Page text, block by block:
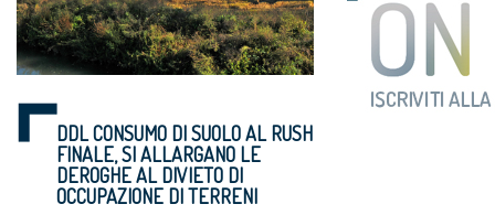
DDL CONSUMO DI SUOLO AL RUSH
FINALE, SI ALLARGANO LE
DEROGHE AL DIVIETO DI
OCCUPAZIONE DI TERRENI